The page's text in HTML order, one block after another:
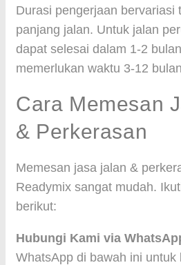
Durasi pengerjaan bervariasi
panjang jalan. Untuk jalan
dapat selesai dalam 1-2
memerlukan waktu 3-12
Cara Memesan
& Perkerasan
Memesan jasa jalan &
Readymix sangat mudah.
berikut:
Hubungi Kami via
WhatsApp di bawah ini untuk